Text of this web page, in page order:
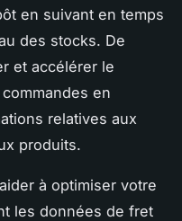
en suivant en temps
des stocks. De
et accélérer le
en
relatives aux
produits.
à optimiser votre
les données de fret